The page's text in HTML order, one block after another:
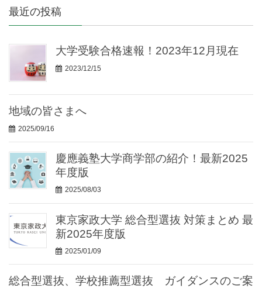
最近の投稿
大学受験合格速報！2023年12月現在
2023/12/15
地域の皆さまへ
2025/09/16
慶應義塾大学商学部の紹介！最新2025
年度版
2025/08/03
東京家政大学 総合型選抜 対策まとめ 最
新2025年度版
2025/01/09
総合型選抜、学校推薦型選抜 ガイダンスのご案